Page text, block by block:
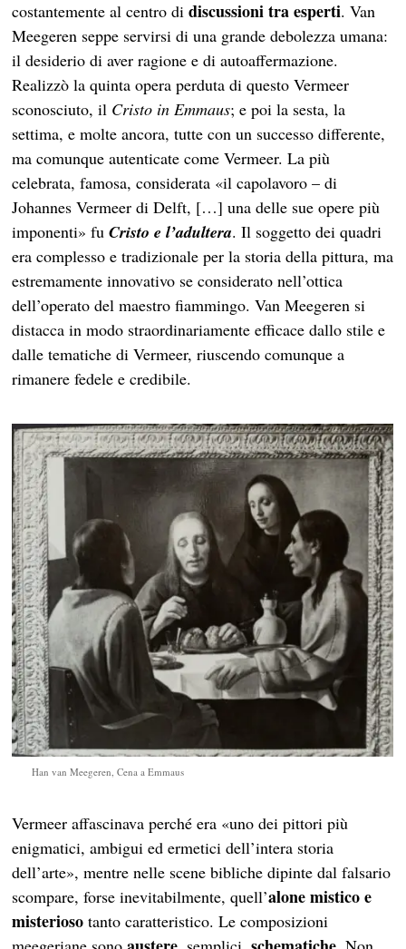
costantemente al centro didiscussioni tra esperti. Van
Meegeren seppe servirsi di una grande debolezza umana:
il desiderio di aver ragione e di autoaffermazione.
Realizzò la quinta opera perduta di questo Vermeer
sconosciuto, il Cristo in Emmaus; e poi la sesta, la
settima, e molte ancora, tutte con un successo differente,
ma comunque autenticate come Vermeer. La più
celebrata, famosa, considerata «il capolavoro – di
Johannes Vermeer di Delft, […] una delle sue opere più
imponenti» fuCristo e l’adultera. Il soggetto dei quadri
era complesso e tradizionale per la storia della pittura, ma
estremamente innovativo se considerato nell’ottica
dell’operato del maestro fiammingo. Van Meegeren si
distacca in modo straordinariamente efficace dallo stile e
dalle tematiche di Vermeer, riuscendo comunque a
rimanere fedele e credibile.
Han van Meegeren, Cena a Emmaus
Vermeer affascinava perché era «uno dei pittori più
enigmatici, ambigui ed ermetici dell’intera storia
dell’arte», mentre nelle scene bibliche dipinte dal falsario
scompare, forse inevitabilmente, quell’alone mistico e
misterioso tanto caratteristico. Le composizioni